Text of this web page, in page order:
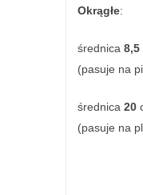
Okrągłe:
średnica 8,5
(pasuje na
średnica 20
(pasuje na